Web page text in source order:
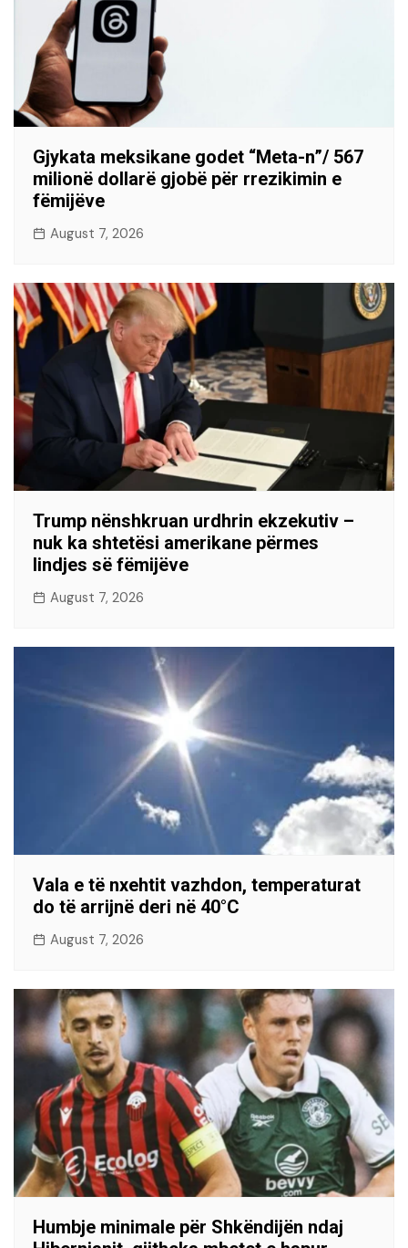
Gjykata meksikane godet “Meta-n”/ 567
milionë dollarë gjobë për rrezikimin e
fëmijëve
August 7, 2026
Trump nënshkruan urdhrin ekzekutiv –
nuk ka shtetësi amerikane përmes
lindjes së fëmijëve
August 7, 2026
Vala e të nxehtit vazhdon, temperaturat
do të arrijnë deri në 40°C
August 7, 2026
Humbje minimale për Shkëndijën ndaj